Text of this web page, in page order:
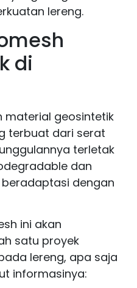
lereng.
di
material geosintetik
terbuat dari serat
terletak
dan
dengan
ini akan
satu proyek
lereng, apa saja
informasinya: